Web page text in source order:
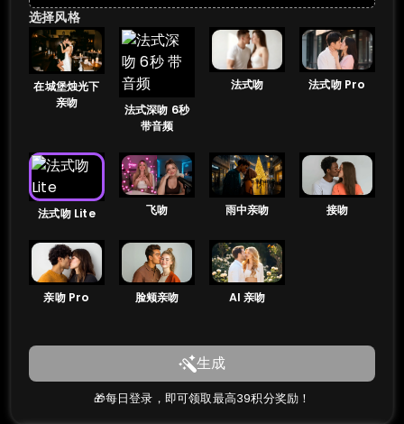
选择风格
在城堡烛光下
亲吻
法式深吻 6秒
带音频
法式吻 法式吻 Pro
法式吻 Lite 飞吻 雨中亲吻 接吻
亲吻 Pro 脸颊亲吻 AI 亲吻
生成
🎁每日登录，即可领取最高39积分奖励！